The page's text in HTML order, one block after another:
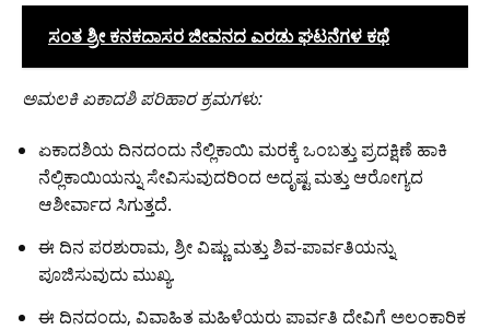
ಸಂತ ಶ್ರೀ ಕನಕದಾಸರ ಜೀವನದ ಎರಡು ಘಟನೆಗಳ ಕಥೆ
ಅಮಲಕಿ ಏಕಾದಶಿ ಪರಿಹಾರ ಕ್ರಮಗಳು:
ಏಕಾದಶಿಯ ದಿನದಂದು ನೆಲ್ಲಿಕಾಯಿ ಮರಕ್ಕೆ ಒಂಬತ್ತು ಪ್ರದಕ್ಷಿಣೆ ಹಾಕಿ
ನೆಲ್ಲಿಕಾಯಿಯನ್ನು ಸೇವಿಸುವುದರಿಂದ ಅದೃಷ್ಟ ಮತ್ತು ಆರೋಗ್ಯದ
ಆಶೀರ್ವಾದ ಸಿಗುತ್ತದೆ.
ಈ ದಿನ ಪರಶುರಾಮ, ಶ್ರೀ ವಿಷ್ಣು ಮತ್ತು ಶಿವ-ಪಾರ್ವತಿಯನ್ನು
ಪೂಜಿಸುವುದು ಮುಖ್ಯ.
ಈ ದಿನದಂದು, ವಿವಾಹಿತ ಮಹಿಳೆಯರು ಪಾರ್ವತಿ ದೇವಿಗೆ ಅಲಂಕಾರಿಕ